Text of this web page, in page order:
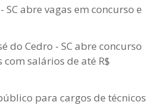
abre vagas em concurso e
do Cedro - SC abre concurso
com salários de até R$
para cargos de técnicos